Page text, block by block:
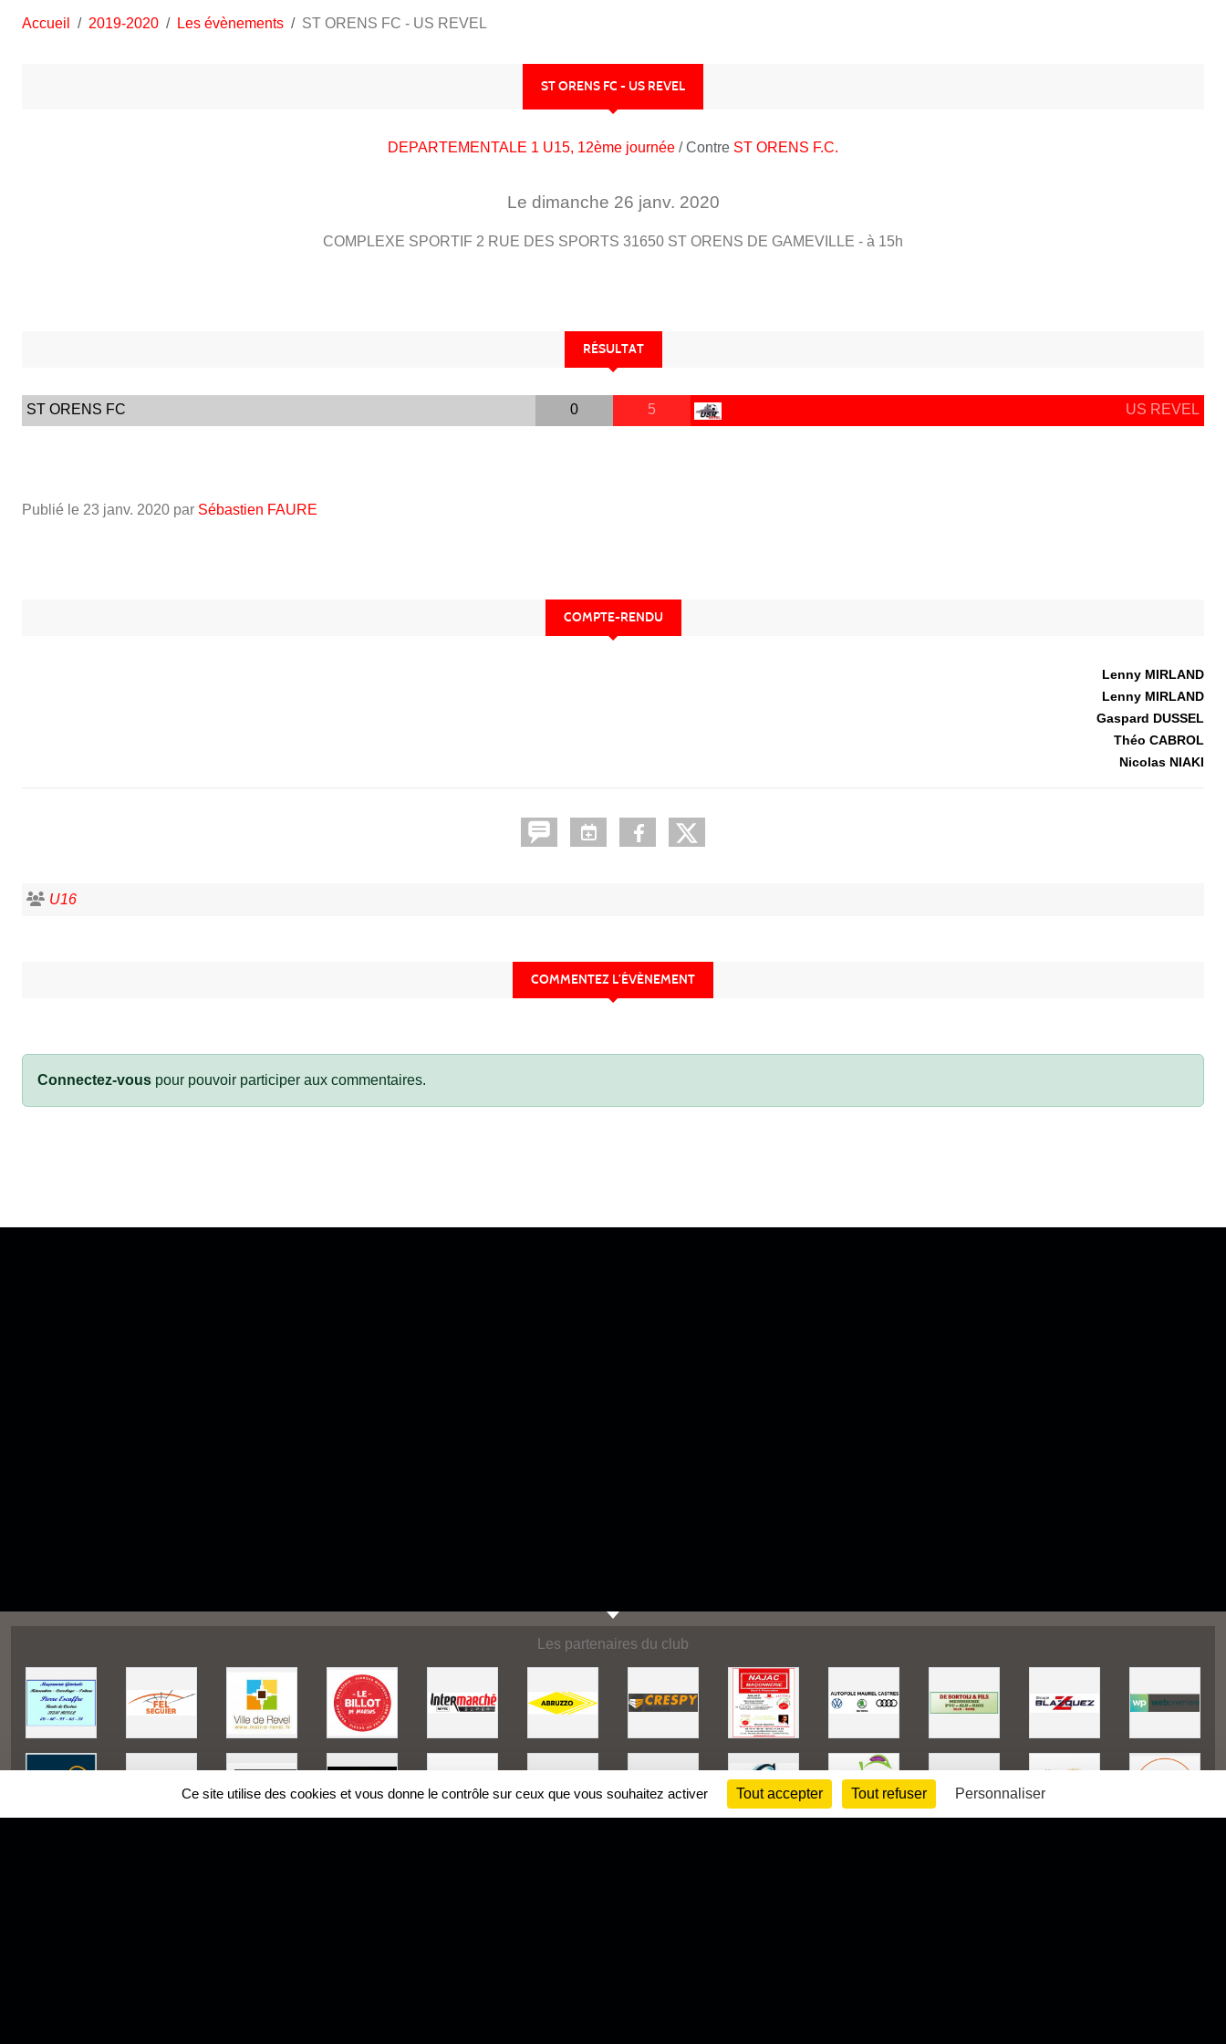
Accueil 2019-2020 Les évènements ST ORENS FC - US REVEL
ST ORENS FC - US REVEL
DEPARTEMENTALE 1 U15, 12ème journée / Contre ST ORENS F.C.
Le dimanche 26 janv. 2020
COMPLEXE SPORTIF 2 RUE DES SPORTS 31650 ST ORENS DE GAMEVILLE - à 15h
RÉSULTAT
ST ORENS FC 0 5 US REVEL
Publié le 23 janv. 2020 par Sébastien FAURE
COMPTE-RENDU
Lenny MIRLAND
Lenny MIRLAND
Gaspard DUSSEL
Théo CABROL
Nicolas NIAKI
U16
COMMENTEZ L’ÉVÈNEMENT
Connectez-vous pour pouvoir participer aux commentaires.
Les partenaires du club
Ce site utilise des cookies et vous donne le contrôle sur ceux que vous souhaitez activer Tout accepter Tout refuser Personnaliser